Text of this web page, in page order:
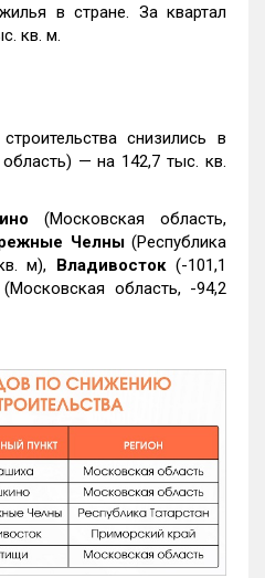
в стране. За квартал
кв. м.
снизились в
— на 142,7 тыс. кв.
(Московская область,
Челны(Республика
м), Владивосток(-101,1
(Московская область, -94,2